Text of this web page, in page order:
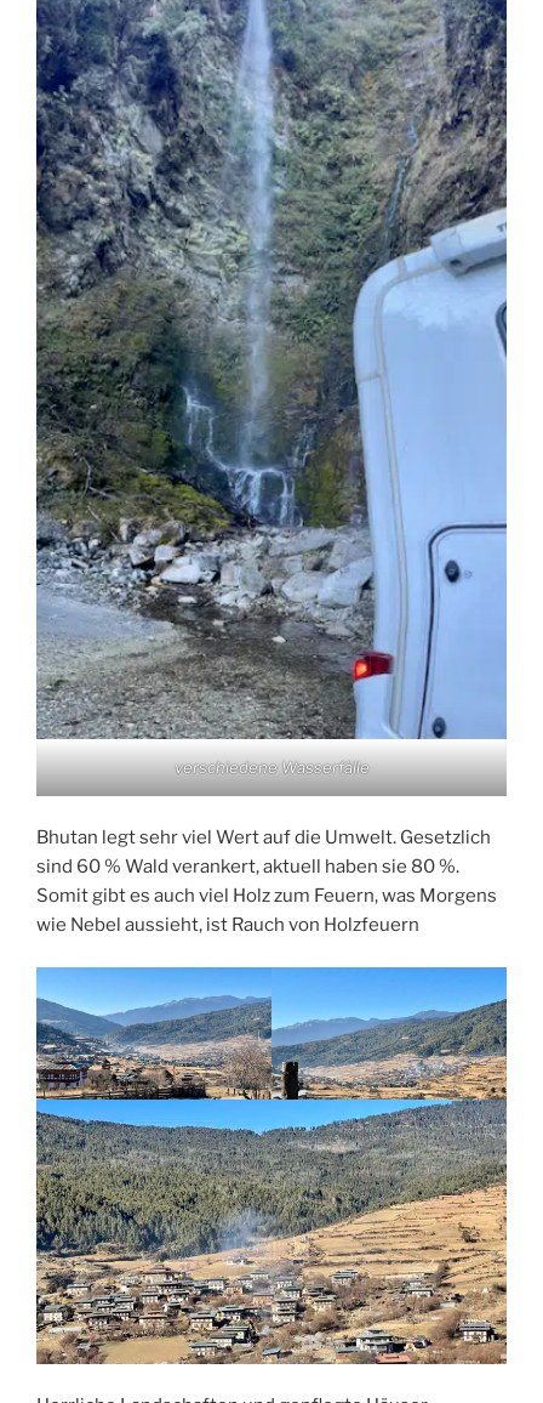
verschiedene Wasserfälle
Bhutan legt sehr viel Wert auf die Umwelt. Gesetzlich
sind 60 % Wald verankert, aktuell haben sie 80 %.
Somit gibt es auch viel Holz zum Feuern, was Morgens
wie Nebel aussieht, ist Rauch von Holzfeuern